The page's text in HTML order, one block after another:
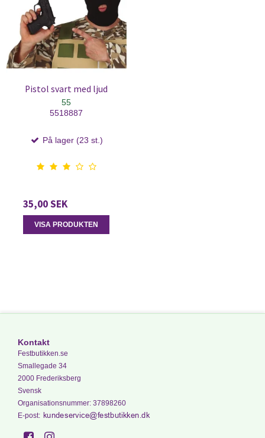
Pistol svart med ljud
55
5518887
På lager (23 st.)
35,00 SEK
VISA PRODUKTEN
Kontakt
Festbutikken.se
Smallegade 34
2000 Frederiksberg
Svensk
Organisationsnummer: 37898260
E-post: